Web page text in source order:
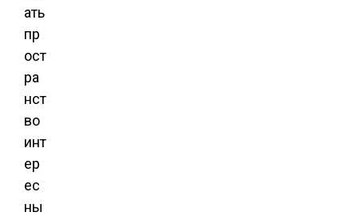
ать
пр
ост
ра
нст
во
инт
ер
ес
ны